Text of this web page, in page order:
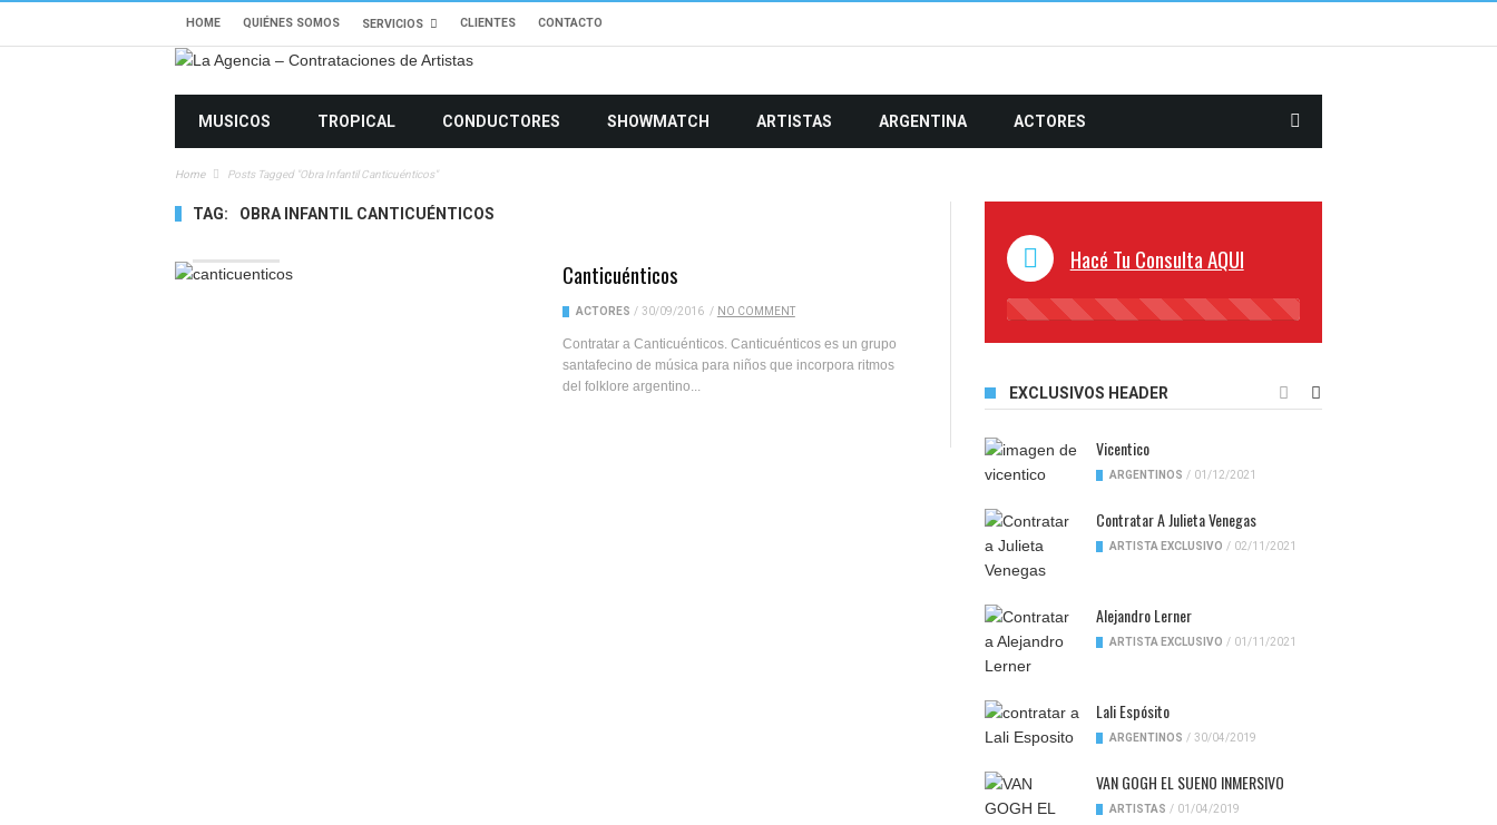
HOME QUIÉNES SOMOS SERVICIOS CLIENTES CONTACTO
MUSICOS TROPICAL CONDUCTORES SHOWMATCH ARTISTAS ARGENTINA ACTORES
Home Posts Tagged "obra Infantil Canticuénticos"
TAG: OBRA INFANTIL CANTICUÉNTICOS
Canticuénticos
ACTORES / 30/09/2016 / NO COMMENT
Contratar a Canticuénticos. Canticuénticos es un grupo
santafecino de música para niños que incorpora ritmos
del folklore argentino...
Hacé Tu Consulta AQUI
45%
EXCLUSIVOS HEADER
Vicentico
ARGENTINOS / 01/12/2021
Contratar A Julieta Venegas
ARTISTA EXCLUSIVO / 02/11/2021
Alejandro Lerner
ARTISTA EXCLUSIVO / 01/11/2021
Lali Espósito
ARGENTINOS / 30/04/2019
VAN GOGH EL SUENO INMERSIVO
ARTISTAS / 01/04/2019